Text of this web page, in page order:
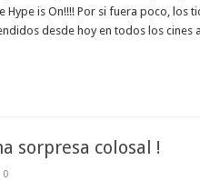
Hype is On!!!! Por si fuera poco, los
desde hoy en todos los cines
sorpresa colosal !
0